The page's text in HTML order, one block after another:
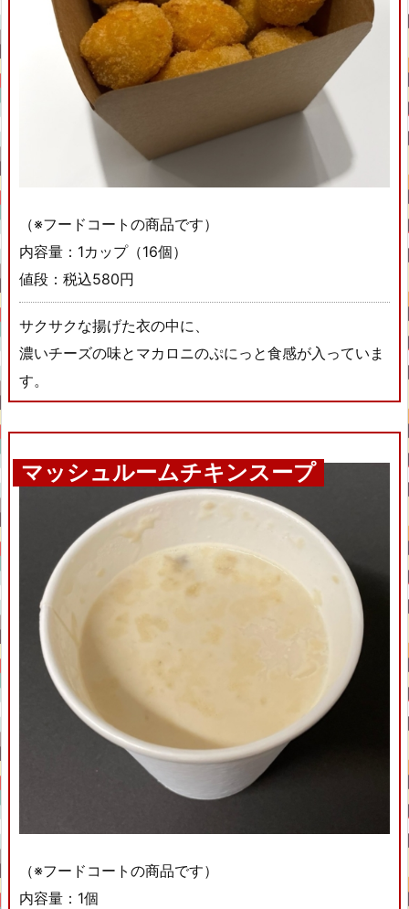
（※フードコートの商品です）
内容量：1カップ（16個）
値段：税込580円
サクサクな揚げた衣の中に、
濃いチーズの味とマカロニのぷにっと食感が入っていま
す。
マッシュルームチキンスープ
（※フードコートの商品です）
内容量：1個